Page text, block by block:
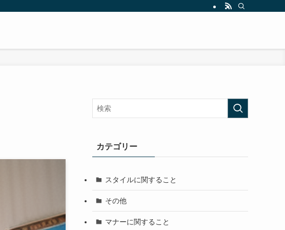
カテゴリー
スタイルに関すること
その他
マナーに関すること